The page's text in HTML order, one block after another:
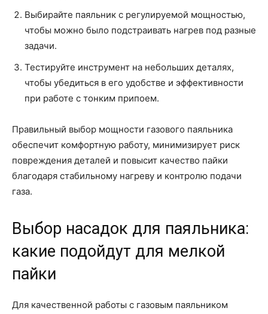
Выбирайте паяльник с регулируемой мощностью,
чтобы можно было подстраивать нагрев под разные
задачи.
Тестируйте инструмент на небольших деталях,
чтобы убедиться в его удобстве и эффективности
при работе с тонким припоем.
Правильный выбор мощности газового паяльника
обеспечит комфортную работу, минимизирует риск
повреждения деталей и повысит качество пайки
благодаря стабильному нагреву и контролю подачи
газа.
Выбор насадок для паяльника:
какие подойдут для мелкой
пайки
Для качественной работы с газовым паяльником